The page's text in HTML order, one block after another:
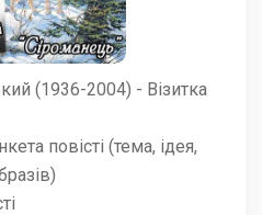
(1936-2004) - Візитка
повісті (тема, ідея,